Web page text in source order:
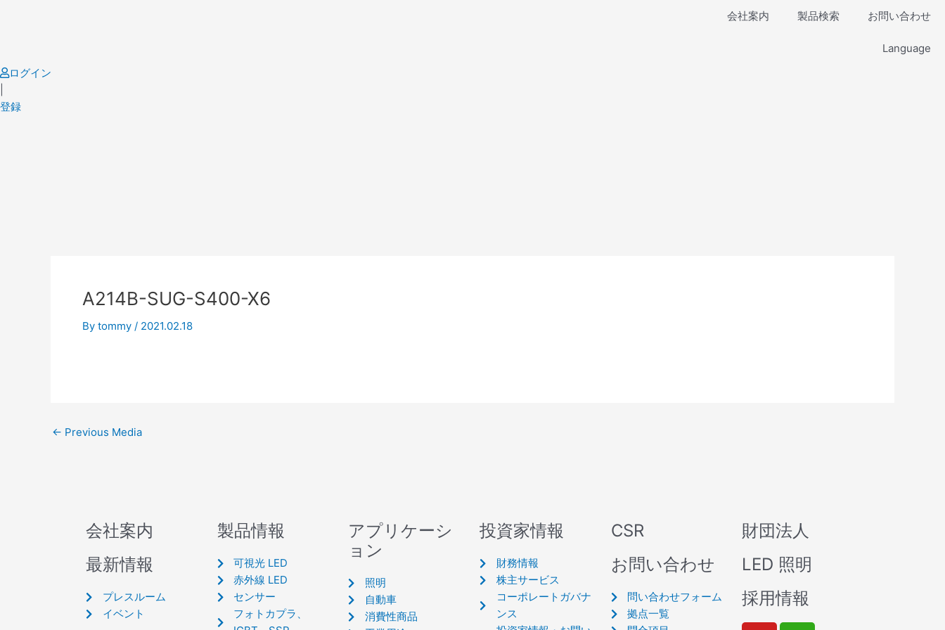
会社案内 製品検索 お問い合わせ
Language
ログイン
登録
A214B-SUG-S400-X6
By tommy / 2021.02.18
← Previous Media
会社案内
最新情報
プレスルーム
イベント
製品情報
可視光 LED
赤外線 LED
センサー
フォトカプラ、
アプリケーシ
ョン
照明
自動車
消費性商品
投資家情報
財務情報
株主サービス
コーポレートガバナ
ンス
CSR
お問い合わせ
問い合わせフォーム
拠点一覧
財団法人
LED 照明
採用情報